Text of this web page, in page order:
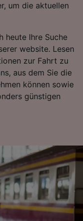
um die aktuellen
heute Ihre Suche
website. Lesen
zur Fahrt zu
aus dem Sie die
können sowie
günstigen
von